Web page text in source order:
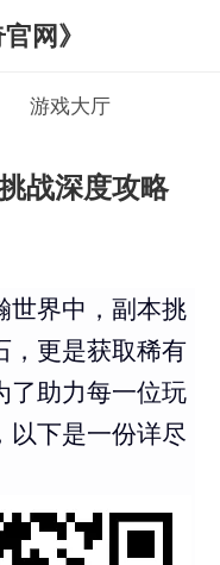
网》
游戏大厅
战深度攻略
世界中，副本挑
，更是获取稀有
了助力每一位玩
以下是一份详尽